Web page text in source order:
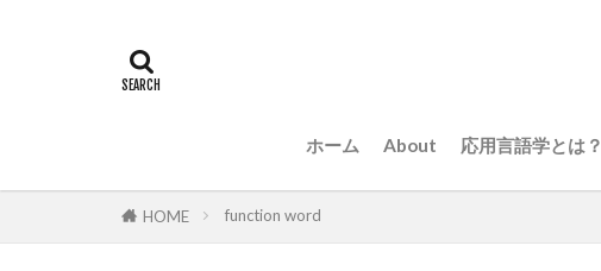
ホーム About 応用言語学とは？
HOME function word